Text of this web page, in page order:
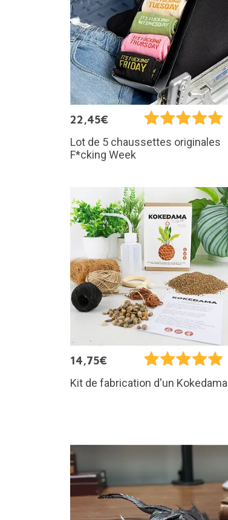
22,45€
Lot de 5 chaussettes originales
F*cking Week
14,75€
Kit de fabrication d'un Kokedama